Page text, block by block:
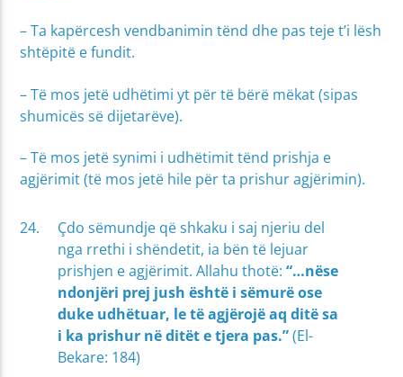
– Ta kapërcesh vendbanimin tënd dhe pas teje t’i lësh
shtëpitë e fundit.
– Të mos jetë udhëtimi yt për të bërë mëkat (sipas
shumicës së dijetarëve).
– Të mos jetë synimi i udhëtimit tënd prishja e
agjërimit (të mos jetë hile për ta prishur agjërimin).
Çdo sëmundje që shkaku i saj njeriu del
nga rrethi i shëndetit, ia bën të lejuar
prishjen e agjërimit. Allahu thotë:“…nëse
ndonjëri prej jush është i sëmurë ose
duke udhëtuar, le të agjërojë aq ditë sa
i ka prishur në ditët e tjera pas.”(El-
Bekare: 184)